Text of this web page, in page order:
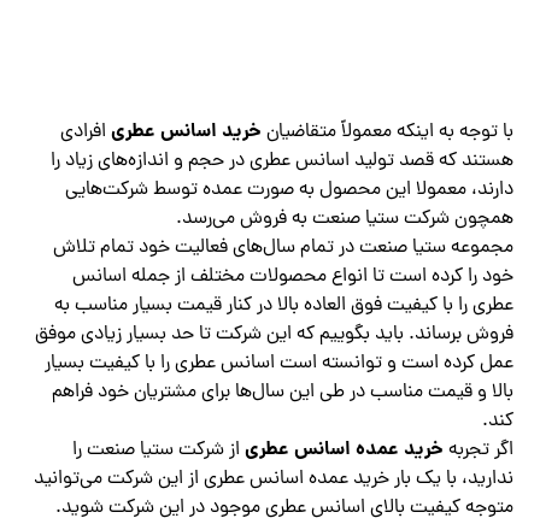
با توجه به اینکه معمولاً متقاضیان خرید اسانس عطری افرادی
هستند که قصد تولید اسانس عطری در حجم و اندازه‌های زیاد را
دارند، معمولا این محصول به صورت عمده توسط شرکت‌هایی
همچون شرکت ستیا صنعت به فروش می‌رسد.
مجموعه ستیا صنعت در تمام سال‌های فعالیت خود تمام تلاش
خود را کرده است تا انواع محصولات مختلف از جمله اسانس
عطری را با کیفیت فوق العاده بالا در کنار قیمت بسیار مناسب به
فروش برساند. باید بگوییم که این شرکت تا حد بسیار زیادی موفق
عمل کرده است و توانسته است اسانس عطری را با کیفیت بسیار
بالا و قیمت مناسب در طی این سال‌ها برای مشتریان خود فراهم
کند‌.
اگر تجربه خرید عمده اسانس عطری از شرکت ستیا صنعت را
ندارید، با یک بار خرید عمده اسانس عطری از این شرکت می‌توانید
متوجه کیفیت بالای اسانس عطری موجود در این شرکت شوید.